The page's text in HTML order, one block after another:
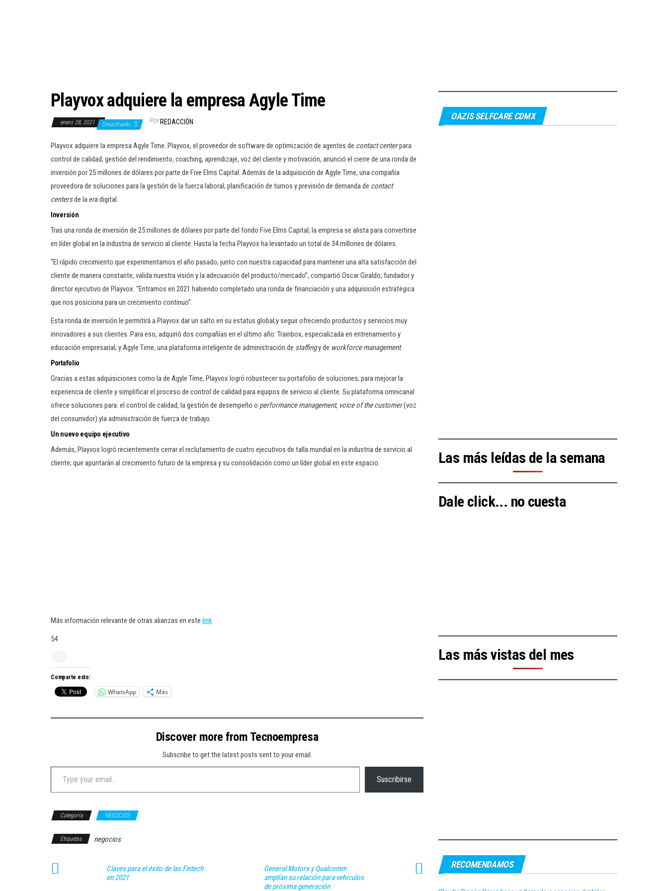
Playvox adquiere la empresa Agyle Time
enero 28, 2021 Desactivado Por REDACCIÓN
Playvox adquiere la empresa Agyle Time. Playvox, el proveedor de software de optimización de agentes de contact centerpara
control de calidad; gestión del rendimiento, coaching, aprendizaje, voz del cliente y motivación, anunció el cierre de una ronda de
inversión por 25 millones de dólares por parte de Five Elms Capital. Además de la adquisición de Agyle Time, una compañía
proveedora de soluciones para la gestión de la fuerza laboral; planificación de turnos y previsión de demanda de contact
centersde la era digital.
Inversión
Tras una ronda de inversión de 25 millones de dólares por parte del fondo Five Elms Capital; la empresa se alista para convertirse
en líder global en la industria de servicio al cliente. Hasta la fecha Playvox ha levantado un total de 34 millones de dólares.
“El rápido crecimiento que experimentamos el año pasado, junto con nuestra capacidad para mantener una alta satisfacción del
cliente de manera constante; valida nuestra visión y la adecuación del producto/mercado”, compartió Oscar Giraldo, fundador y
director ejecutivo de Playvox. “Entramos en 2021 habiendo completado una ronda de financiación y una adquisición estratégica
que nos posiciona para un crecimiento continuo”.
Esta ronda de inversión le permitirá a Playvox dar un salto en su estatus global;y seguir ofreciendo productos y servicios muy
innovadores a sus clientes. Para eso, adquirió dos compañías en el último año: Trainbox, especializada en entrenamiento y
educación empresarial; y Agyle Time, una plataforma inteligente de administración de staffingy de workforce management.
Portafolio
Gracias a estas adquisiciones como la de Agyle Time, Playvox logró robustecer su portafolio de soluciones; para mejorar la
experiencia de cliente y simplificar el proceso de control de calidad para equipos de servicio al cliente. Su plataforma omnicanal
ofrece soluciones para: el control de calidad, la gestión de desempeño o performance management, voice of the customer(voz
del consumidor) yla administración de fuerza de trabajo.
Un nuevo equipo ejecutivo
Además, Playvox logró recientemente cerrar el reclutamiento de cuatro ejecutivos de talla mundial en la industria de servicio al
cliente; que apuntarán al crecimiento futuro de la empresa y su consolidación como un líder global en este espacio.
Más información relevante de otras alianzas en este link
54
Comparte esto:
WhatsApp Más
Discover more from Tecnoempresa
Subscribe to get the latest posts sent to your email.
Type your email…
Suscribirse
Categoría NEGOCIOS
Etiquetas negocios
Claves para el éxito de las Fintech
en 2021
General Motors y Qualcomm
amplían su relación para vehículos
de próxima generación
OAZIS SELFCARE CDMX
Las más leídas de la semana
Dale click... no cuesta
Las más vistas del mes
RECOMENDAMOS